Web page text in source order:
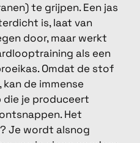
te grijpen. Een jas
is, laat van
door, maar werkt
als een
Omdat de stof
de immense
die je produceert
Het
Je wordt alsnog